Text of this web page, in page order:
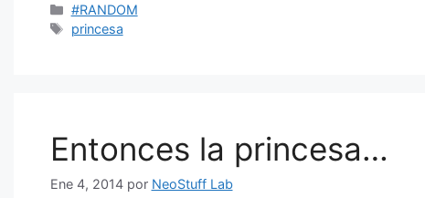
Categorías
#RANDOM
Etiquetas
princesa
Entonces la princesa…
Ene 4, 2014 por NeoStuff Lab